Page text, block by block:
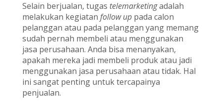
Selain berjualan, tugas telemarketingadalah
melakukan kegiatan follow uppada calon
pelanggan atau pada pelanggan yang memang
sudah pernah membeli atau menggunakan
jasa perusahaan. Anda bisa menanyakan,
apakah mereka jadi membeli produk atau jadi
menggunakan jasa perusahaan atau tidak. Hal
ini sangat penting untuk tercapainya
penjualan.